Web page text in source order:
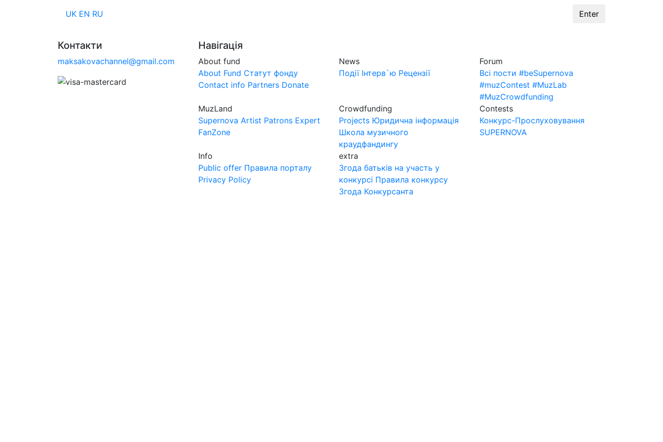
UK EN RU Enter
Контакти
maksakovachannel@gmail.com
Навігація
About fund
About Fund Статут фонду
Contact info Partners Donate
News
Події Інтерв`ю Рецензії
Forum
Всі пости #beSupernova
#muzContest #MuzLab
#MuzCrowdfunding
MuzLand
Supernova Artist Patrons Expert
FanZone
Crowdfunding
Projects Юридична інформація
Школа музичного
краудфандингу
Contests
Конкурс-Прослуховування
SUPERNOVA
Info
Public offer Правила порталу
Privacy Policy
extra
Згода батьків на участь у
конкурсі Правила конкурсу
Згода Конкурсанта